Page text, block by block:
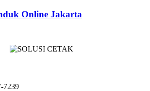
Online Jakarta
7239